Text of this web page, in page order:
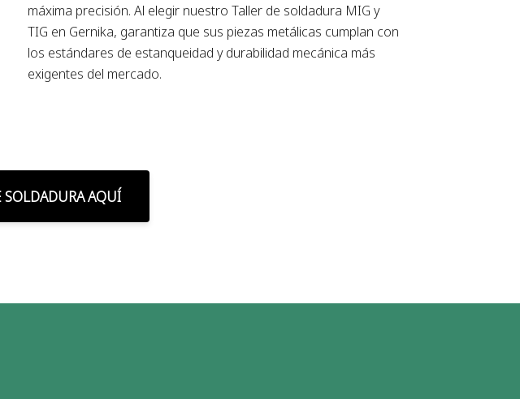
máxima precisión. Al elegir nuestro Taller de soldadura MIG y
TIG en Gernika, garantiza que sus piezas metálicas cumplan con
los estándares de estanqueidad y durabilidad mecánica más
exigentes del mercado.
SOLDADURA AQUÍ